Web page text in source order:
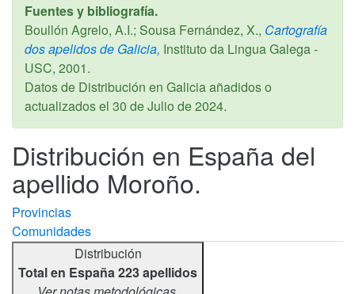
Fuentes y bibliografía.
Boullón Agrelo, A.I.; Sousa Fernández, X., Cartografía
dos apelidos de Galicia, Instituto da Lingua Galega -
USC, 2001.
Datos de Distribución en Galicia añadidos o
actualizados el 30 de Julio de 2024.
Distribución en España del
apellido Moroño.
Provincias
Comunidades
Distribución
Total en España 223 apellidos